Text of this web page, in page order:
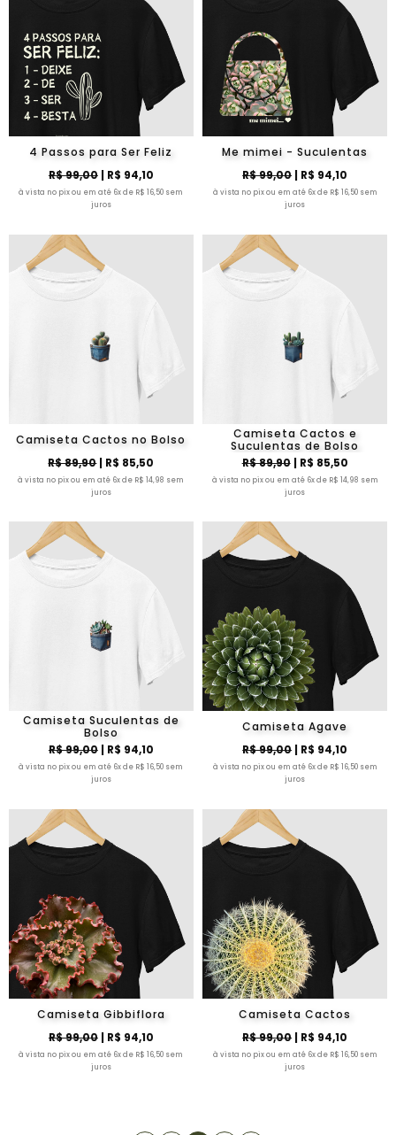
4 Passos para Ser Feliz
R$ 99,00| R$ 94,10
à vista no pix ou em até 6x de R$ 16,50 sem
juros
Me mimei - Suculentas
R$ 99,00| R$ 94,10
à vista no pix ou em até 6x de R$ 16,50 sem
juros
Camiseta Cactos no Bolso
R$ 89,90| R$ 85,50
à vista no pix ou em até 6x de R$ 14,98 sem
juros
Camiseta Cactos e
Suculentas de Bolso
R$ 89,90| R$ 85,50
à vista no pix ou em até 6x de R$ 14,98 sem
juros
Camiseta Suculentas de
Bolso
R$ 99,00| R$ 94,10
à vista no pix ou em até 6x de R$ 16,50 sem
juros
Camiseta Agave
R$ 99,00| R$ 94,10
à vista no pix ou em até 6x de R$ 16,50 sem
juros
Camiseta Gibbiflora
R$ 99,00| R$ 94,10
à vista no pix ou em até 6x de R$ 16,50 sem
juros
Camiseta Cactos
R$ 99,00| R$ 94,10
à vista no pix ou em até 6x de R$ 16,50 sem
juros